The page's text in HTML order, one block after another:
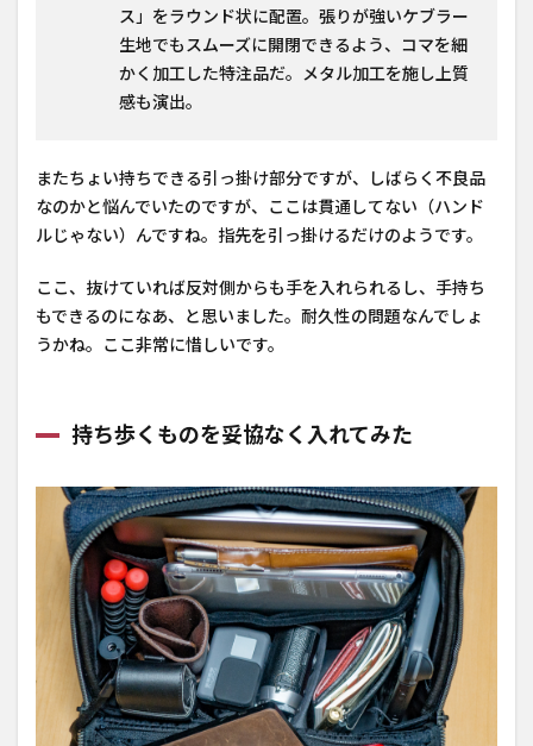
ス」をラウンド状に配置。張りが強いケブラー
生地でもスムーズに開閉できるよう、コマを細
かく加工した特注品だ。メタル加工を施し上質
感も演出。
またちょい持ちできる引っ掛け部分ですが、しばらく不良品
なのかと悩んでいたのですが、ここは貫通してない（ハンド
ルじゃない）んですね。指先を引っ掛けるだけのようです。
ここ、抜けていれば反対側からも手を入れられるし、手持ち
もできるのになあ、と思いました。耐久性の問題なんでしょ
うかね。ここ非常に惜しいです。
持ち歩くものを妥協なく入れてみた